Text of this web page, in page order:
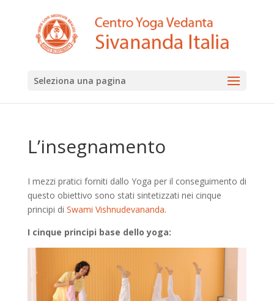
Seleziona una pagina
L’insegnamento
I mezzi pratici forniti dallo Yoga per il conseguimento di
questo obiettivo sono stati sintetizzati nei cinque
principi di Swami Vishnudevananda.
I cinque principi base dello yoga: